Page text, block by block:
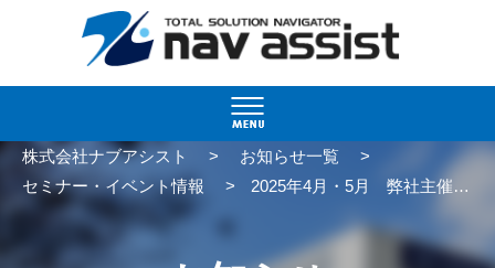
株式会社ナブアシスト > お知らせ一覧
>
セミナー・イベント情報
> 2025年4月・5月 弊社主催『業務前自動点呼の最新情報！運行管理の高度化WG資料から読み解く今後の動向』を開催いたします